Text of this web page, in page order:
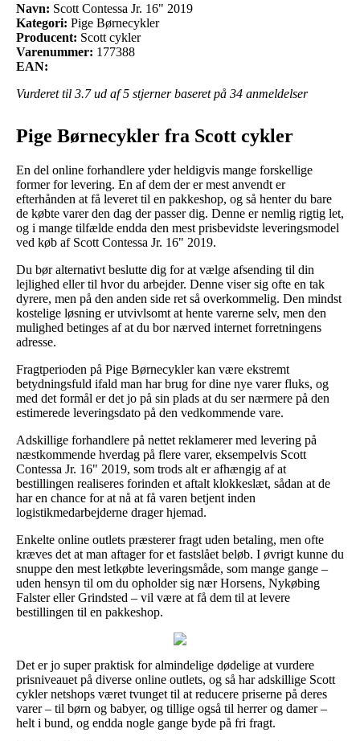
Navn: Scott Contessa Jr. 16" 2019
Kategori: Pige Børnecykler
Producent: Scott cykler
Varenummer: 177388
EAN:
Vurderet til 3.7ud af 5 stjerner baseret på 34 anmeldelser
Pige Børnecykler fra Scott cykler
En del online forhandlere yder heldigvis mange forskellige
former for levering. En af dem der er mest anvendt er
efterhånden at få leveret til en pakkeshop, og så henter du bare
de købte varer den dag der passer dig. Denne er nemlig rigtig let,
og i mange tilfælde endda den mest prisbevidste leveringsmodel
ved køb af Scott Contessa Jr. 16" 2019.
Du bør alternativt beslutte dig for at vælge afsending til din
lejlighed eller til hvor du arbejder. Denne viser sig ofte en tak
dyrere, men på den anden side ret så overkommelig. Den mindst
kostelige løsning er utvivlsomt at hente varerne selv, men den
mulighed betinges af at du bor nærved internet forretningens
adresse.
Fragtperioden på Pige Børnecykler kan være ekstremt
betydningsfuld ifald man har brug for dine nye varer fluks, og
med det formål er det jo på sin plads at du ser nærmere på den
estimerede leveringsdato på den vedkommende vare.
Adskillige forhandlere på nettet reklamerer med levering på
næstkommende hverdag på flere varer, eksempelvis Scott
Contessa Jr. 16" 2019, som trods alt er afhængig af at
bestillingen realiseres forinden et aftalt klokkeslæt, sådan at de
har en chance for at nå at få varen betjent inden
logistikmedarbejderne drager hjemad.
Enkelte online outlets præsterer fragt uden betaling, men ofte
kræves det at man aftager for et fastslået beløb. I øvrigt kunne du
snuppe den mest letkøbte leveringsmåde, som mange gange –
uden hensyn til om du opholder sig nær Horsens, Nykøbing
Falster eller Grindsted – vil være at få dem til at levere
bestillingen til en pakkeshop.
Det er jo super praktisk for almindelige dødelige at vurdere
prisniveauet på diverse online outlets, og så har adskillige Scott
cykler netshops været tvunget til at reducere priserne på deres
varer – til børn og babyer, og tillige også til herrer og damer –
helt i bund, og endda nogle gange byde på fri fragt.